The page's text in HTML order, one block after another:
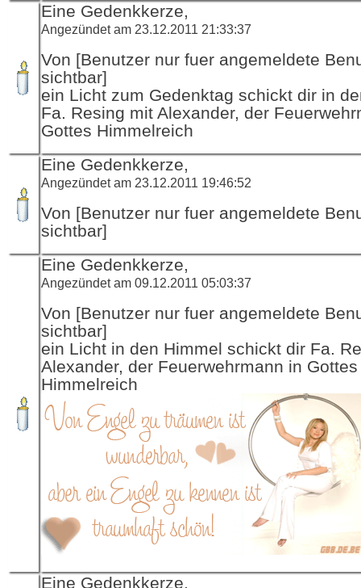
Eine Gedenkkerze,
Angezündet am 23.12.2011 21:33:37
Von [Benutzer nur fuer angemeldete
sichtbar]
ein Licht zum Gedenktag schickt dir in
Fa. Resing mit Alexander, der
Gottes Himmelreich
Eine Gedenkkerze,
Angezündet am 23.12.2011 19:46:52
Von [Benutzer nur fuer angemeldete
sichtbar]
Eine Gedenkkerze,
Angezündet am 09.12.2011 05:03:37
Von [Benutzer nur fuer angemeldete
sichtbar]
ein Licht in den Himmel schickt dir Fa.
Alexander, der Feuerwehrmann in Gottes
Himmelreich
Eine Gedenkkerze,